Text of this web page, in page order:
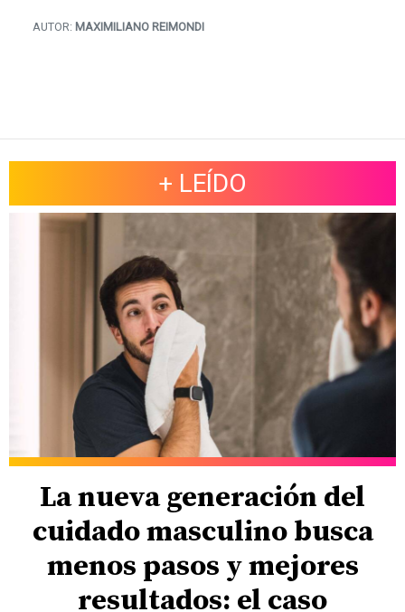
AUTOR: MAXIMILIANO REIMONDI
+ LEÍDO
La nueva generación del
cuidado masculino busca
menos pasos y mejores
resultados: el caso